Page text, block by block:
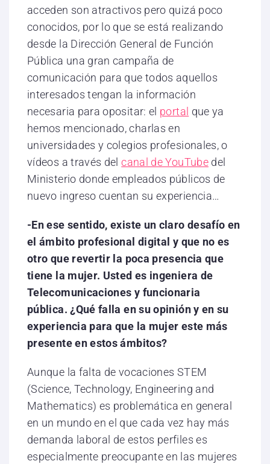
acceden son atractivos pero quizá poco
conocidos, por lo que se está realizando
desde la Dirección General de Función
Pública una gran campaña de
comunicación para que todos aquellos
interesados tengan la información
necesaria para opositar: el portal que ya
hemos mencionado, charlas en
universidades y colegios profesionales, o
vídeos a través delcanal de YouTubedel
Ministerio donde empleados públicos de
nuevo ingreso cuentan su experiencia…
-En ese sentido, existe un claro desafío en
el ámbito profesional digital y que no es
otro que revertir la poca presencia que
tiene la mujer. Usted es ingeniera de
Telecomunicaciones y funcionaria
pública. ¿Qué falla en su opinión y en su
experiencia para que la mujer este más
presente en estos ámbitos?
Aunque la falta de vocaciones STEM
(Science, Technology, Engineering and
Mathematics) es problemática en general
en un mundo en el que cada vez hay más
demanda laboral de estos perfiles es
especialmente preocupante en las mujeres